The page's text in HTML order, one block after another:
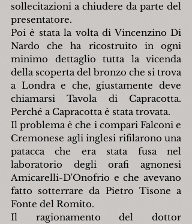
sollecitazioni a chiudere da parte del
presentatore.
Poi è stata la volta di Vincenzino Di
Nardo che ha ricostruito in ogni
minimo dettaglio tutta la vicenda
della scoperta del bronzo che si trova
a Londra e che, giustamente deve
chiamarsi Tavola di Capracotta.
Perché a Capracotta è stata trovata.
Il problema è che i compari Falconi e
Cremonese agli inglesi rifilarono una
patacca che era stata fusa nel
laboratorio degli orafi agnonesi
Amicarelli-D'Onofrio e che avevano
fatto sotterrare da Pietro Tisone a
Fonte del Romito.
Il ragionamento del dottor